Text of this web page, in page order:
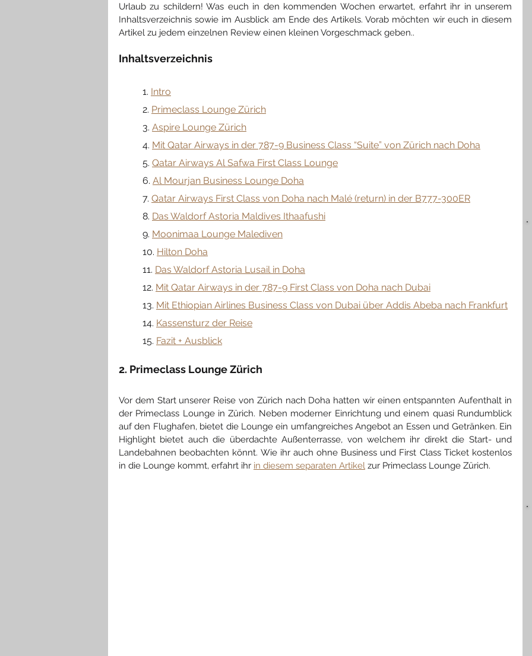
Urlaub zu schildern! Was euch in den kommenden Wochen erwartet, erfahrt ihr in unserem
Inhaltsverzeichnis sowie im Ausblick am Ende des Artikels. Vorab möchten wir euch in diesem
Artikel zu jedem einzelnen Review einen kleinen Vorgeschmack geben..
Inhaltsverzeichnis
	1.
Intro
	2.
Primeclass Lounge Zürich
	3.
Aspire Lounge Zürich
	4.
Mit Qatar Airways in der 787-9 Business Class “Suite” von Zürich nach Doha
	5.
Qatar Airways Al Safwa First Class Lounge
	6.
Al Mourjan Business Lounge Doha
	7.
Qatar Airways First Class von Doha nach Malé (return) in der B777-300ER
	8.
Das Waldorf Astoria Maldives Ithaafushi
	9.
Moonimaa Lounge Malediven
	10.
Hilton Doha
	11.
Das Waldorf Astoria Lusail in Doha
	12.
Mit Qatar Airways in der 787-9 First Class von Doha nach Dubai
	13.
Mit Ethiopian Airlines Business Class von Dubai über Addis Abeba nach Frankfurt
	14.
Kassensturz der Reise
	15.
Fazit + Ausblick
2. Primeclass Lounge Zürich
Vor dem Start unserer Reise von Zürich nach Doha hatten wir einen entspannten Aufenthalt in
der Primeclass Lounge in Zürich. Neben moderner Einrichtung und einem quasi Rundumblick
auf den Flughafen, bietet die Lounge ein umfangreiches Angebot an Essen und Getränken. Ein
Highlight bietet auch die überdachte Außenterrasse, von welchem ihr direkt die Start- und
Landebahnen beobachten könnt. Wie ihr auch ohne Business und First Class Ticket kostenlos
in die Lounge kommt, erfahrt ihr in diesem separaten Artikel zur Primeclass Lounge Zürich.